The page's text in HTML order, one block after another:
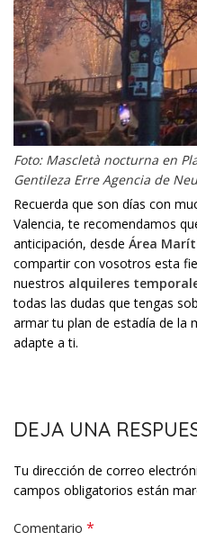
Foto: Mascletà nocturna en
Gentileza Erre Agencia de
Recuerda que son días con
Valencia, te recomendamos
anticipación, desde Área
compartir con vosotros esta
nuestros alquileres
todas las dudas que tengas
armar tu plan de estadía de la
adapte a ti.
DEJA UNA
Tu dirección de correo
campos obligatorios están
Comentario *